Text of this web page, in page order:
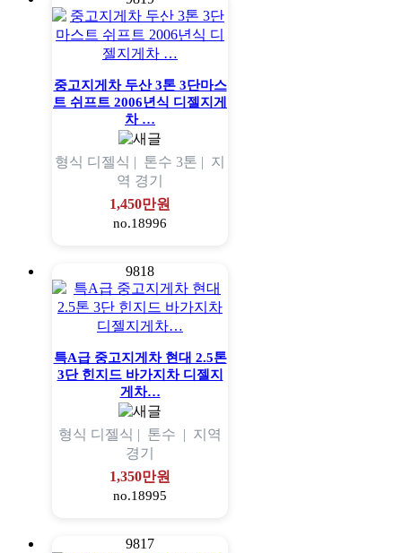
중고지게차 두산 3톤 3단마스
트 쉬프트 2006년식 디젤지게
차 …
형식 디젤식 | 톤수 3톤 | 지
역 경기
1,450만원
no.18996
9818
특A급 중고지게차 현대 2.5톤
3단 힌지드 바가지차 디젤지
게차…
형식 디젤식 | 톤수 | 지역
경기
1,350만원
no.18995
9817